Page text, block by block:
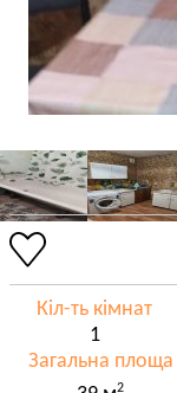
Кіл-ть кімнат
1
Загальна площа
2